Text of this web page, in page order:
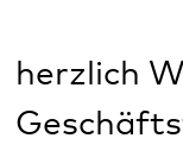
herzlich